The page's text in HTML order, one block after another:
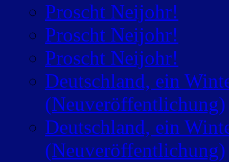
Proscht Neijohr!
Proscht Neijohr!
Proscht Neijohr!
Deutschland, ein
(Neuveröffentlichung)
Deutschland, ein
(Neuveröffentlichung)